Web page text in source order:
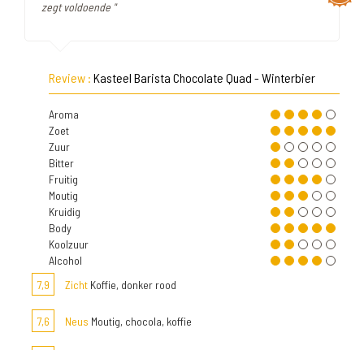
zegt voldoende "
Review : Kasteel Barista Chocolate Quad - Winterbier
Aroma
Zoet
Zuur
Bitter
Fruitig
Moutig
Kruidig
Body
Koolzuur
Alcohol
7,9
Zicht Koffie, donker rood
7,6 Neus Moutig, chocola, koffie